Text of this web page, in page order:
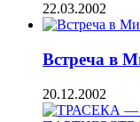
22.03.2002
Встреча в
20.12.2002